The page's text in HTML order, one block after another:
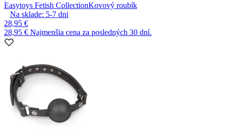
Easytoys Fetish CollectionKovový roubík
Na sklade: 5-7 dni
28,95 €
28,95 € Najmenšia cena za posledných 30 dní.